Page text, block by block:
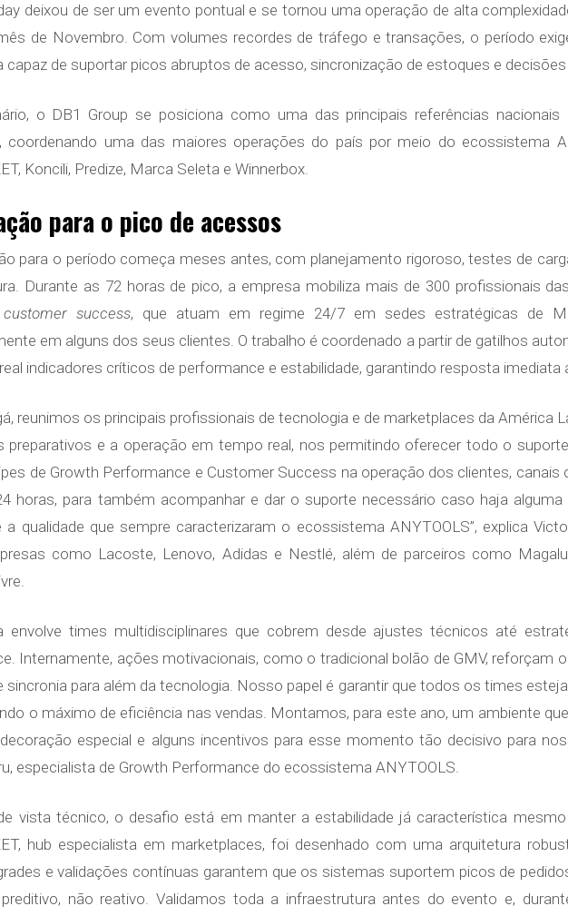
deixou de ser um evento pontual e se tornou uma operação de alta
de Novembro. Com volumes recordes de tráfego e transações, o período
capaz de suportar picos abruptos de acesso, sincronização de estoques e
o DB1 Group se posiciona como uma das principais referências
coordenando uma das maiores operações do país por meio do ecossistema
Koncili, Predize, Marca Seleta e Winnerbox.
para o pico de acessos
para o período começa meses antes, com planejamento rigoroso, testes de
Durante as 72 horas de pico, a empresa mobiliza mais de 300 profissionais
customer success, que atuam em regime 24/7 em sedes estratégicas de
em alguns dos seus clientes. O trabalho é coordenado a partir de gatilhos
indicadores críticos de performance e estabilidade, garantindo resposta imediata
reunimos os principais profissionais de tecnologia e de marketplaces da América
preparativos e a operação em tempo real, nos permitindo oferecer todo o
de Growth Performance e Customer Success na operação dos clientes, canais
horas, para também acompanhar e dar o suporte necessário caso haja
a qualidade que sempre caracterizaram o ecossistema ANYTOOLS”, explica
como Lacoste, Lenovo, Adidas e Nestlé, além de parceiros como
envolve times multidisciplinares que cobrem desde ajustes técnicos até
Internamente, ações motivacionais, como o tradicional bolão de GMV, reforçam
sincronia para além da tecnologia. Nosso papel é garantir que todos os times
o máximo de eficiência nas vendas. Montamos, para este ano, um ambiente
especial e alguns incentivos para esse momento tão decisivo para
especialista de Growth Performance do ecossistema ANYTOOLS.
vista técnico, o desafio está em manter a estabilidade já característica
hub especialista em marketplaces, foi desenhado com uma arquitetura
e validações contínuas garantem que os sistemas suportem picos de
não reativo. Validamos toda a infraestrutura antes do evento e,